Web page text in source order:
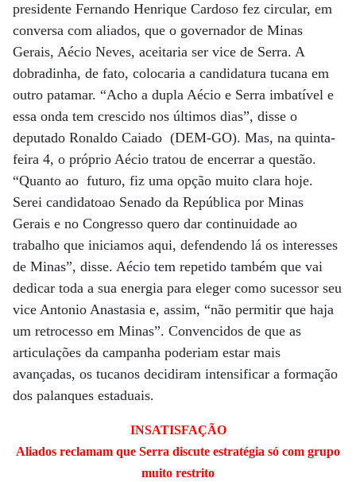
presidente Fernando Henrique Cardoso fez circular, em
conversa com aliados, que o governador de Minas
Gerais, Aécio Neves, aceitaria ser vice de Serra. A
dobradinha, de fato, colocaria a candidatura tucana em
outro patamar. “Acho a dupla Aécio e Serra imbatível e
essa onda tem crescido nos últimos dias”, disse o
deputado Ronaldo Caiado (DEM-GO). Mas, na quinta-
feira 4, o próprio Aécio tratou de encerrar a questão.
“Quanto ao futuro, fiz uma opção muito clara hoje.
Serei candidatoao Senado da República por Minas
Gerais e no Congresso quero dar continuidade ao
trabalho que iniciamos aqui, defendendo lá os interesses
de Minas”, disse. Aécio tem repetido também que vai
dedicar toda a sua energia para eleger como sucessor seu
vice Antonio Anastasia e, assim, “não permitir que haja
um retrocesso em Minas”. Convencidos de que as
articulações da campanha poderiam estar mais
avançadas, os tucanos decidiram intensificar a formação
dos palanques estaduais.
INSATISFAÇÃO
Aliados reclamam que Serra discute estratégia só com grupo
muito restrito